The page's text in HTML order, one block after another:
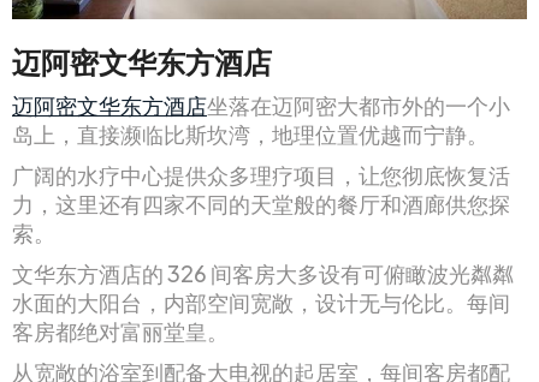
迈阿密文华东方酒店
迈阿密文华东方酒店坐落在迈阿密大都市外的一个小
岛上，直接濒临比斯坎湾，地理位置优越而宁静。
广阔的水疗中心提供众多理疗项目，让您彻底恢复活
力，这里还有四家不同的天堂般的餐厅和酒廊供您探
索。
文华东方酒店的 326 间客房大多设有可俯瞰波光粼粼
水面的大阳台，内部空间宽敞，设计无与伦比。每间
客房都绝对富丽堂皇。
从宽敞的浴室到配备大电视的起居室，每间客房都配